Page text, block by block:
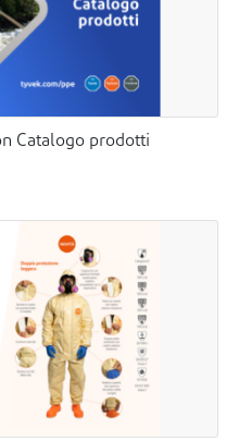
Catalogo prodotti